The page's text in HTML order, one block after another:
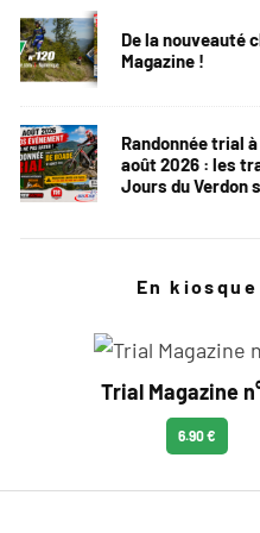
De la nouveauté
Magazine !
Randonnée trial
août 2026 : les
Jours du Verdon
En kiosque
Trial Magazine
6.90 €